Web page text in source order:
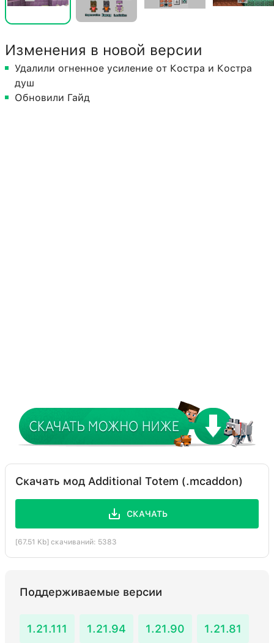
Изменения в новой версии
Удалили огненное усиление от Костра и Костра
душ
Обновили Гайд
Скачать мод Additional Totem (.mcaddon)
СКАЧАТЬ
[67.51 Kb] скачиваний: 5383
Поддерживаемые версии
1.21.111 1.21.94 1.21.90 1.21.81